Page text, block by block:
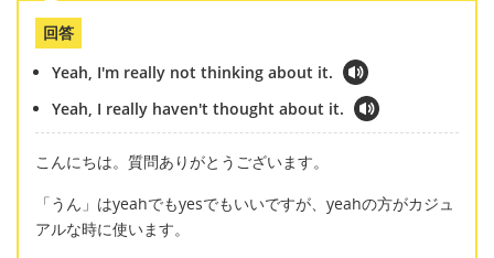
回答
Yeah, I'm really not thinking about it.
Yeah, I really haven't thought about it.
こんにちは。質問ありがとうございます。
「うん」はyeahでもyesでもいいですが、yeahの方がカジュ
アルな時に使います。